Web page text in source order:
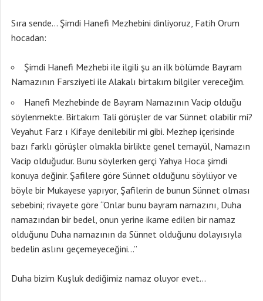
Sıra sende… Şimdi Hanefi Mezhebini dinliyoruz, Fatih Orum
hocadan:
Şimdi Hanefi Mezhebi ile ilgili şu an ilk bölümde Bayram
Namazının Farsziyeti ile Alakalı birtakım bilgiler vereceğim.
Hanefi Mezhebinde de Bayram Namazının Vacip olduğu
söylenmekte. Birtakım Tali görüşler de var Sünnet olabilir mi?
Veyahut Farz ı Kifaye denilebilir mi gibi. Mezhep içerisinde
bazı farklı görüşler olmakla birlikte genel temayül, Namazın
Vacip olduğudur. Bunu söylerken gerçi Yahya Hoca şimdi
konuya değinir. Şafilere göre Sünnet olduğunu söylüyor ve
böyle bir Mukayese yapıyor, Şafilerin de bunun Sünnet olması
sebebini; rivayete göre “Onlar bunu bayram namazını, Duha
namazından bir bedel, onun yerine ikame edilen bir namaz
olduğunu Duha namazının da Sünnet olduğunu dolayısıyla
bedelin aslını geçemeyeceğini…”
Duha bizim Kuşluk dediğimiz namaz oluyor evet…